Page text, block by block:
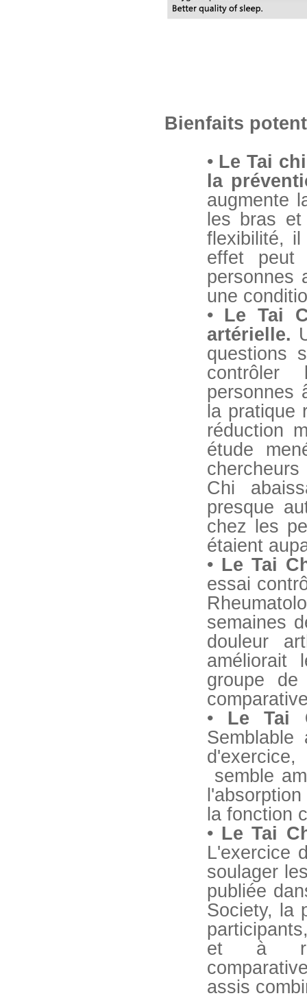
Bienfaits
• Le Tai
la
augmente
les bras et
flexibilité,
effet peut
personnes
une
• Le Tai
artérielle.
questions
contrôler
personnes
la pratique
réduction
étude
Chi
presque
chez les
étaient
• Le Tai
essai
semaines
douleur
améliorait
groupe de
• Le Tai
semble
la fonction
• Le Tai
L'exercice
soulager
publiée
Society, la
et à
assis